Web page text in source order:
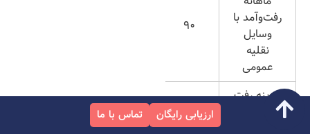
رفت‌وآمد با
وسایل
نقلیه
عمومی
90
هزینه رفت
ارزیابی رایگان تماس با ما